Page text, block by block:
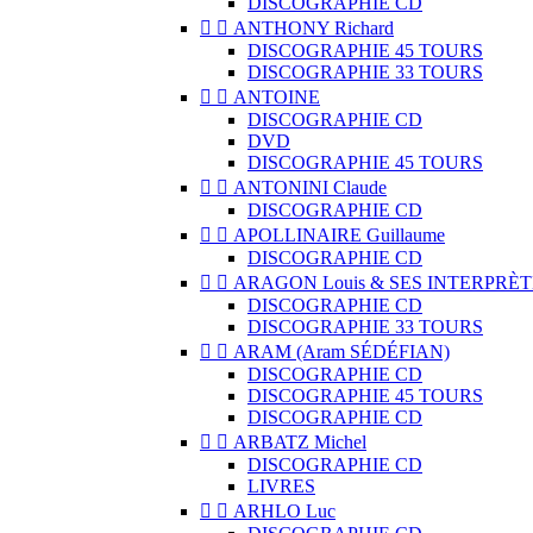
  ANTHONY Richard
DISCOGRAPHIE 45 TOURS
DISCOGRAPHIE 33 TOURS
  ANTOINE
DISCOGRAPHIE CD
DVD
DISCOGRAPHIE 45 TOURS
  ANTONINI Claude
DISCOGRAPHIE CD
  APOLLINAIRE Guillaume
DISCOGRAPHIE CD
  ARAGON Louis & SES
DISCOGRAPHIE CD
DISCOGRAPHIE 33 TOURS
  ARAM (Aram SÉDÉFIAN)
DISCOGRAPHIE CD
DISCOGRAPHIE 45 TOURS
DISCOGRAPHIE CD
  ARBATZ Michel
DISCOGRAPHIE CD
LIVRES
  ARHLO Luc